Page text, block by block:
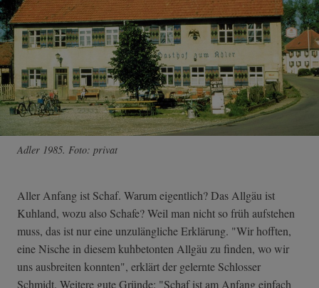
Adler 1985. Foto: privat
Aller Anfang ist Schaf. Warum eigentlich? Das Allgäu ist
Kuhland, wozu also Schafe? Weil man nicht so früh aufstehen
muss, das ist nur eine unzulängliche Erklärung. "Wir hofften,
eine Nische in diesem kuhbetonten Allgäu zu finden, wo wir
uns ausbreiten konnten", erklärt der gelernte Schlosser
Schmidt. Weitere gute Gründe: "Schaf ist am Anfang einfach